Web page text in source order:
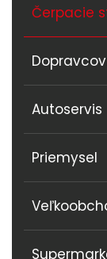
Čerpacie
Autoservis
Priemysel